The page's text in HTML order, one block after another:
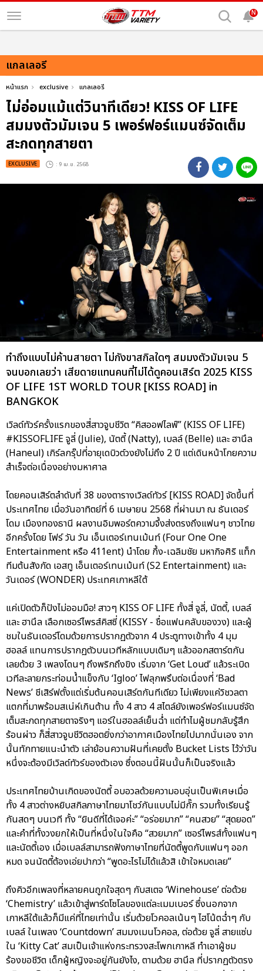
N
แกลเลอรี
หน้าแรก exclusive แกลเลอรี
ไม่อ่อมแม้แต่วินาทีเดียว! KISS OF LIFE
สมมงตัวมัมเจน 5 เพอร์ฟอร์แมนซ์จัดเต็ม
สะกดทุกสายตา
EXCLUSIVE : 9 เม.ย. 2568
ทำถึงแบบไม่ค้านสายตา ไม่กังขาสกิลใดๆ สมมงตัวมัมเจน 5
จนบอกเลยว่า เสียดายแทนคนที่ไม่ได้ดูคอนเสิร์ต 2025 KISS
OF LIFE 1ST WORLD TOUR [KISS ROAD] in
BANGKOK
เวิลด์ทัวร์ครั้งแรกของสี่สาวจูบชีวิต “คิสออฟไลฟ์” (KISS OF LIFE)
#KISSOFLIFE จูลี่ (Julie), นัตตี้ (Natty), เบลล์ (Belle) และ ฮานึล
(Haneul) เกิร์ลกรุ๊ปที่อายุเดบิวต์วงยังไม่ถึง 2 ปี แต่เดินหน้าโกยความ
สำเร็จต่อเนื่องอย่างมหาศาล
โดยคอนเสิร์ตลำดับที่ 38 ของตารางเวิลด์ทัวร์ [KISS ROAD] จัดขึ้นที่
ประเทศไทย เมื่อวันอาทิตย์ที่ 6 เมษายน 2568 ที่ผ่านมา ณ ธันเดอร์
โดม เมืองทองธานี ผลงานอิมพอร์ตความจึ้งส่งตรงถึงแฟนๆ ชาวไทย
อีกครั้งโดย โฟร์ วัน วัน เอ็นเตอร์เทนเม้นท์ (Four One One
Entertainment หรือ 411ent) นำโดย กึ้ง-เฉลิมชัย มหากิจศิริ แท็ก
ทีมต้นสังกัด เอสทู เอ็นเตอร์เทนเม้นท์ (S2 Entertainment) และ
วันเดอร์ (WONDER) ประเทศเกาหลีใต้
แค่เปิดตัวก็ปังไม่ออมมือ! สาวๆ KISS OF LIFE ทั้งสี่ จูลี่, นัตตี้, เบลล์
และ ฮานึล เลือกเซอร์ไพรส์คิสซี่ (KISSY - ชื่อแฟนคลับของวง) และผู้
ชมในธันเดอร์โดมด้วยการปรากฏตัวจาก 4 ประตูทางเข้าทั้ง 4 มุม
ฮอลล์ แทนการปรากฏตัวบนเวทีหลักแบบเดิมๆ แล้วออกสตาร์ตกัน
เลยด้วย 3 เพลงโดนๆ ถึงพริกถึงขิง เริ่มจาก ‘Get Loud’ แล้วระเบิด
เวทีละลายกระท่อมน้ำแข็งกับ ‘Igloo’ ไฟลุกพรึบต่อเนื่องที่ ‘Bad
News’ ชีเสิร์ฟตั้งแต่เริ่มต้นคอนเสิร์ตกันทีเดียว ไม่เพียงแค่วิชวลตา
แตกที่มาพร้อมสเน่ห์เกินต้าน ทั้ง 4 สาว 4 สไตล์ยังเพอร์ฟอร์แมนซ์จัด
เต็มสะกดทุกสายตาจริงๆ แอร์ในฮอลล์เย็นฉ่ำ แต่ทำไมผู้ชมกลับรู้สึก
ร้อนผ่าว ก็สี่สาวจูบชีวิตฮอตยิ่งกว่าอากาศเมืองไทยไปมากนั่นเอง จาก
นั้นทักทายแนะนำตัว เล่าย้อนความฝันที่เคยตั้ง Bucket Lists ไว้ว่าวัน
หนึ่งจะต้องมีเวิลด์ทัวร์ของตัวเอง ซึ่งตอนนี้ฝันนั้นก็เป็นจริงแล้ว
ประเทศไทยบ้านเกิดของนัตตี้ อบอวลด้วยความอบอุ่นเป็นพิเศษเมื่อ
ทั้ง 4 สาวต่างหยิบสกิลภาษาไทยมาโชว์กันแบบไม่มีกั๊ก รวมทั้งเรียนรู้
กันสดๆ บนเวที ทั้ง “ยินดีที่ได้เจอค่ะ” “อร่อยมาก” “คนสวย” “สุดยอด”
และคำที่ทั้งวงยกให้เป็นที่หนึ่งในใจคือ “สวยมาก” เซอร์ไพรส์ทั้งแฟนๆ
และนัตตี้เอง เมื่อเบลล์สามารถฟังภาษาไทยที่นัตตี้พูดกับแฟนๆ ออก
หมด จนนัตตี้ต้องเอ่ยปากว่า “พูดอะไรไม่ได้แล้วสิ เข้าใจหมดเลย”
ถึงคิวอีกเพลงที่หลายคนถูกใจสุดๆ กับสเตจ ‘Winehouse’ ต่อด้วย
‘Chemistry’ แล้วเข้าสู่พาร์ตโซโลของแต่ละเมมเบอร์ ซึ่งนอกจาก
เกาหลีใต้แล้วก็มีแค่ที่ไทยเท่านั้น เริ่มด้วยโวคอลเน้นๆ ไฮโน้ตฉ่ำๆ กับ
เบลล์ ในเพลง ‘Countdown’ สมมงเมนโวคอล, ต่อด้วย จูลี่ สายแซ่บ
ใน ‘Kitty Cat’ สมเป็นเจ้าแห่งกระทรวงสะโพกเกาหลี ทำเอาผู้ชม
ร้องขอชีวิต เด็กผู้หญิงจะอยู่กันยังไง, ตามด้วย ฮานึล ที่ปรากฏตัวตรง